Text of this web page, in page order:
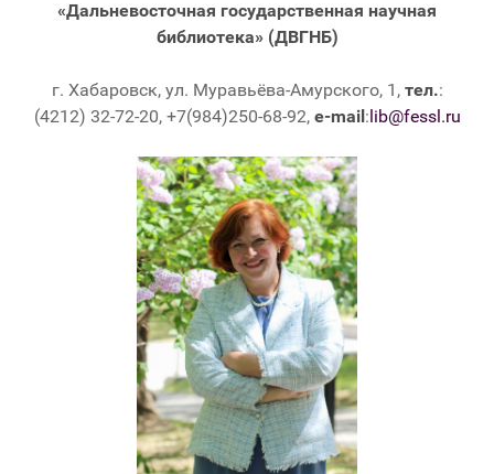
«Дальневосточная государственная научная
библиотека» (ДВГНБ)
г. Хабаровск, ул. Муравьёва-Амурского, 1,тел.:
(4212) 32-72-20, +7(984)250-68-92, e-mail:lib@fessl.ru